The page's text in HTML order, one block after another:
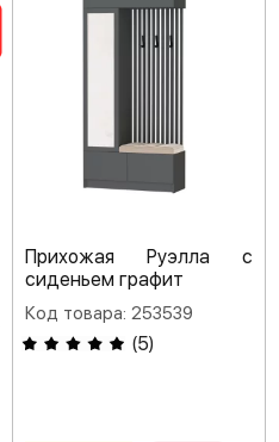
Прихожая Руэлла с
сиденьем графит
Код товара: 253539
(5)